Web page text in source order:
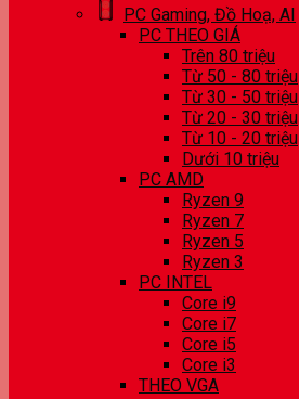
PC Gaming, Đồ Hoạ, AI
PC THEO GIÁ
Trên 80 triệu
Từ 50 - 80 triệu
Từ 30 - 50 triệu
Từ 20 - 30 triệu
Từ 10 - 20 triệu
Dưới 10 triệu
PC AMD
Ryzen 9
Ryzen 7
Ryzen 5
Ryzen 3
PC INTEL
Core i9
Core i7
Core i5
Core i3
THEO VGA